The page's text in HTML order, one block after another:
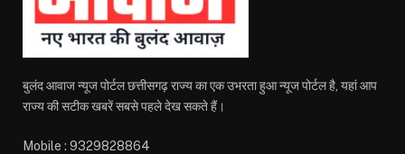
बुलंद आवाज न्यूज पोर्टल छत्तीसगढ़ राज्य का एक उभरता हुआ न्यूज पोर्टल है, यहां आप
राज्य की सटीक खबरें सबसे पहले देख सकते हैं।
Mobile : 9329828864